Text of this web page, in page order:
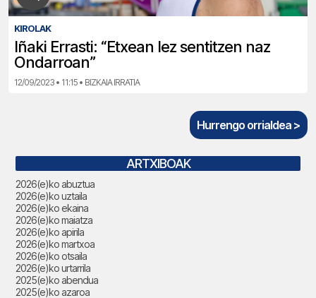
KIROLAK
Iñaki Errasti: “Etxean lez sentitzen naz
Ondarroan”
12/09/2023 • 11:15 • BIZKAIA IRRATIA
Hurrengo orrialdea >
ARTXIBOAK
2026(e)ko abuztua
2026(e)ko uztaila
2026(e)ko ekaina
2026(e)ko maiatza
2026(e)ko apirila
2026(e)ko martxoa
2026(e)ko otsaila
2026(e)ko urtarrila
2025(e)ko abendua
2025(e)ko azaroa